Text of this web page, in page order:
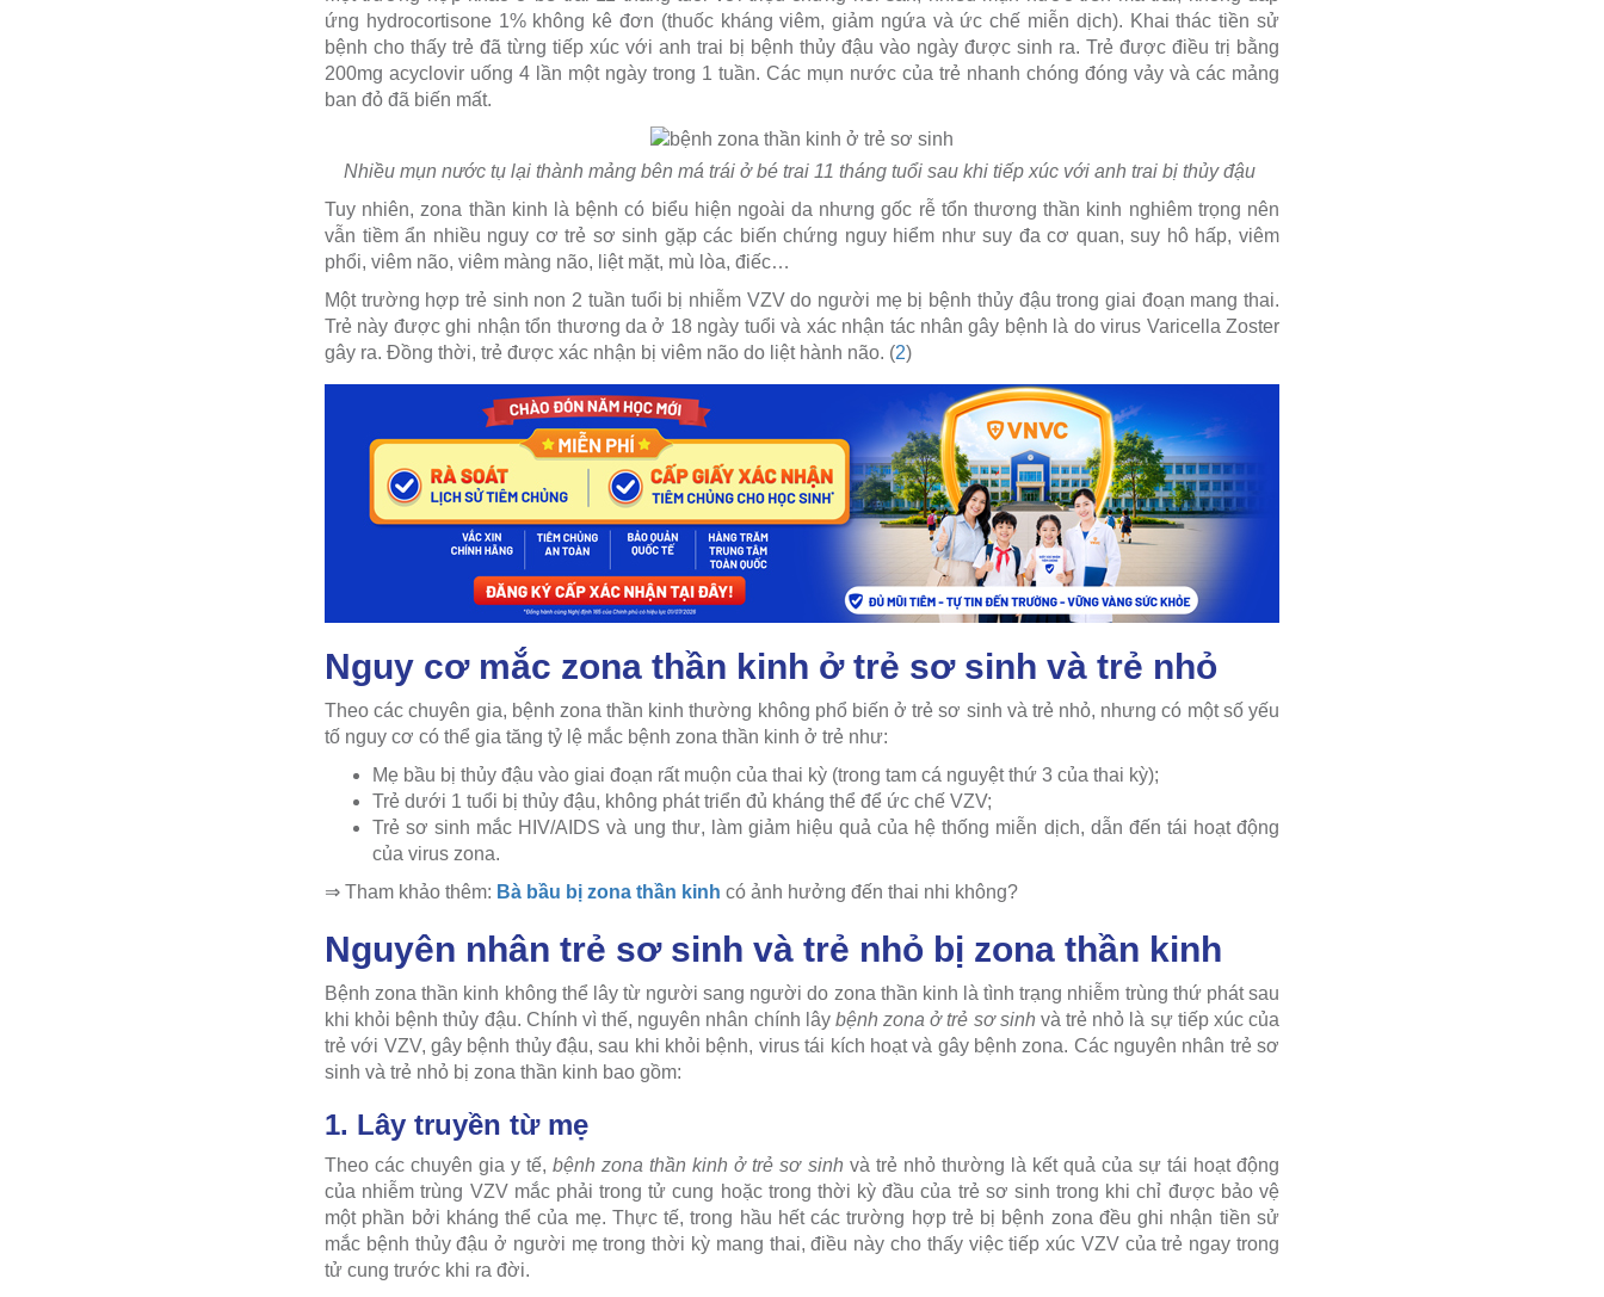
ứng hydrocortisone 1% không kê đơn (thuốc kháng viêm, giảm ngứa và ức chế miễn dịch). Khai thác tiền sử
bệnh cho thấy trẻ đã từng tiếp xúc với anh trai bị bệnh thủy đậu vào ngày được sinh ra. Trẻ được điều trị bằng
200mg acyclovir uống 4 lần một ngày trong 1 tuần. Các mụn nước của trẻ nhanh chóng đóng vảy và các mảng
ban đỏ đã biến mất.
Nhiều mụn nước tụ lại thành mảng bên má trái ở bé trai 11 tháng tuổi sau khi tiếp xúc với anh trai bị thủy đậu
Tuy nhiên, zona thần kinh là bệnh có biểu hiện ngoài da nhưng gốc rễ tổn thương thần kinh nghiêm trọng nên
vẫn tiềm ẩn nhiều nguy cơ trẻ sơ sinh gặp các biến chứng nguy hiểm như suy đa cơ quan, suy hô hấp, viêm
phổi, viêm não, viêm màng não, liệt mặt, mù lòa, điếc…
Một trường hợp trẻ sinh non 2 tuần tuổi bị nhiễm VZV do người mẹ bị bệnh thủy đậu trong giai đoạn mang thai.
Trẻ này được ghi nhận tổn thương da ở 18 ngày tuổi và xác nhận tác nhân gây bệnh là do virus Varicella Zoster
gây ra. Đồng thời, trẻ được xác nhận bị viêm não do liệt hành não. (2)
Nguy cơ mắc zona thần kinh ở trẻ sơ sinh và trẻ nhỏ
Theo các chuyên gia, bệnh zona thần kinh thường không phổ biến ở trẻ sơ sinh và trẻ nhỏ, nhưng có một số yếu
tố nguy cơ có thể gia tăng tỷ lệ mắc bệnh zona thần kinh ở trẻ như:
Mẹ bầu bị thủy đậu vào giai đoạn rất muộn của thai kỳ (trong tam cá nguyệt thứ 3 của thai kỳ);
Trẻ dưới 1 tuổi bị thủy đậu, không phát triển đủ kháng thể để ức chế VZV;
Trẻ sơ sinh mắc HIV/AIDS và ung thư, làm giảm hiệu quả của hệ thống miễn dịch, dẫn đến tái hoạt động
của virus zona.
⇒ Tham khảo thêm: Bà bầu bị zona thần kinh có ảnh hưởng đến thai nhi không?
Nguyên nhân trẻ sơ sinh và trẻ nhỏ bị zona thần kinh
Bệnh zona thần kinh không thể lây từ người sang người do zona thần kinh là tình trạng nhiễm trùng thứ phát sau
khi khỏi bệnh thủy đậu. Chính vì thế, nguyên nhân chính lây bệnh zona ở trẻ sơ sinh và trẻ nhỏ là sự tiếp xúc của
trẻ với VZV, gây bệnh thủy đậu, sau khi khỏi bệnh, virus tái kích hoạt và gây bệnh zona. Các nguyên nhân trẻ sơ
sinh và trẻ nhỏ bị zona thần kinh bao gồm:
1. Lây truyền từ mẹ
Theo các chuyên gia y tế,bệnh zona thần kinh ở trẻ sơ sinh và trẻ nhỏ thường là kết quả của sự tái hoạt động
của nhiễm trùng VZV mắc phải trong tử cung hoặc trong thời kỳ đầu của trẻ sơ sinh trong khi chỉ được bảo vệ
một phần bởi kháng thể của mẹ. Thực tế, trong hầu hết các trường hợp trẻ bị bệnh zona đều ghi nhận tiền sử
mắc bệnh thủy đậu ở người mẹ trong thời kỳ mang thai, điều này cho thấy việc tiếp xúc VZV của trẻ ngay trong
tử cung trước khi ra đời.